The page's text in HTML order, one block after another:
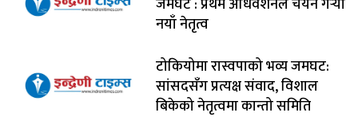
जमघट : प्रथम अधिवेशनले चयन गर्‍यो
नयाँ नेतृत्व
टोकियोमा रास्वपाको भव्य जमघट:
सांसदसँग प्रत्यक्ष संवाद, विशाल
बिकेको नेतृत्वमा कान्तो समिति